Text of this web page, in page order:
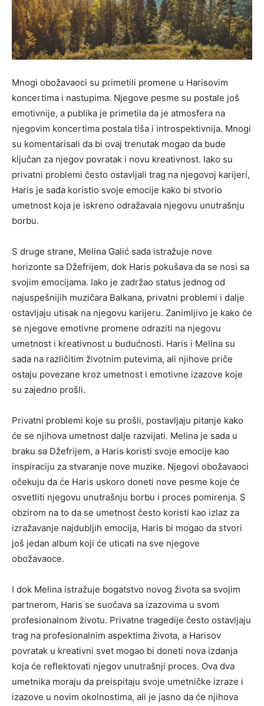
Mnogi obožavaoci su primetili promene u Harisovim
koncertima i nastupima. Njegove pesme su postale još
emotivnije, a publika je primetila da je atmosfera na
njegovim koncertima postala tiša i introspektivnija. Mnogi
su komentarisali da bi ovaj trenutak mogao da bude
ključan za njegov povratak i novu kreativnost. Iako su
privatni problemi često ostavljali trag na njegovoj karijeri,
Haris je sada koristio svoje emocije kako bi stvorio
umetnost koja je iskreno odražavala njegovu unutrašnju
borbu.
S druge strane, Melina Galić sada istražuje nove
horizonte sa Džefrijem, dok Haris pokušava da se nosi sa
svojim emocijama. Iako je zadržao status jednog od
najuspešnijih muzičara Balkana, privatni problemi i dalje
ostavljaju utisak na njegovu karijeru. Zanimljivo je kako će
se njegove emotivne promene odraziti na njegovu
umetnost i kreativnost u budućnosti. Haris i Melina su
sada na različitim životnim putevima, ali njihove priče
ostaju povezane kroz umetnost i emotivne izazove koje
su zajedno prošli.
Privatni problemi koje su prošli, postavljaju pitanje kako
će se njihova umetnost dalje razvijati. Melina je sada u
braku sa Džefrijem, a Haris koristi svoje emocije kao
inspiraciju za stvaranje nove muzike. Njegovi obožavaoci
očekuju da će Haris uskoro doneti nove pesme koje će
osvetliti njegovu unutrašnju borbu i proces pomirenja. S
obzirom na to da se umetnost često koristi kao izlaz za
izražavanje najdubljih emocija, Haris bi mogao da stvori
još jedan album koji će uticati na sve njegove
obožavaoce.
I dok Melina istražuje bogatstvo novog života sa svojim
partnerom, Haris se suočava sa izazovima u svom
profesionalnom životu. Privatne tragedije često ostavljaju
trag na profesionalnim aspektima života, a Harisov
povratak u kreativni svet mogao bi doneti nova izdanja
koja će reflektovati njegov unutrašnji proces. Ova dva
umetnika moraju da preispitaju svoje umetničke izraze i
izazove u novim okolnostima, ali je jasno da će njihova